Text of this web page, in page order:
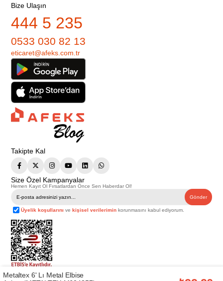
Bize Ulaşın
444 5 235
0533 030 82 13
eticaret@afeks.com.tr
Takipte Kal
Size Özel Kampanyalar
Hemen Kayıt Ol Fırsatlardan Önce Sen Haberdar Ol!
Gönder
Üyelik koşullarını vekişisel verilerimin korunmasını kabul ediyorum.
Telif Hakkı © 2026Afeks Yapı Market . Tüm hakları saklıdır.
Metaltex 6' Lı Metal Elbise